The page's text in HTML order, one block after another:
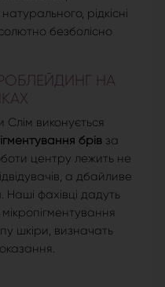
рідкісні
безболісно
НА
Слім виконується
брів за
центру лежить не
а дбайливе
Наші фахівці дадуть
шкіри, визначать